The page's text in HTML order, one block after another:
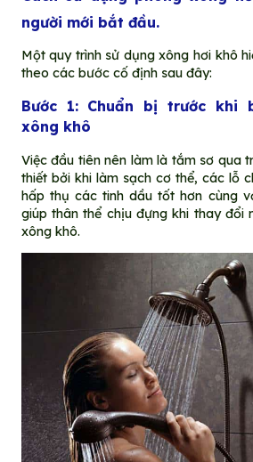
người mới bắt đầu.
Một quy trình sử dụng xông hơi khô
theo các bước cố định sau đây:
Bước 1: Chuẩn bị trước khi
xông khô
Việc đầu tiên nên làm là tắm sơ qua
thiết bởi khi làm sạch cơ thể, các lỗ
hấp thụ các tinh dầu tốt hơn cùng
giúp thân thể chịu đựng khi thay đổi
xông khô.